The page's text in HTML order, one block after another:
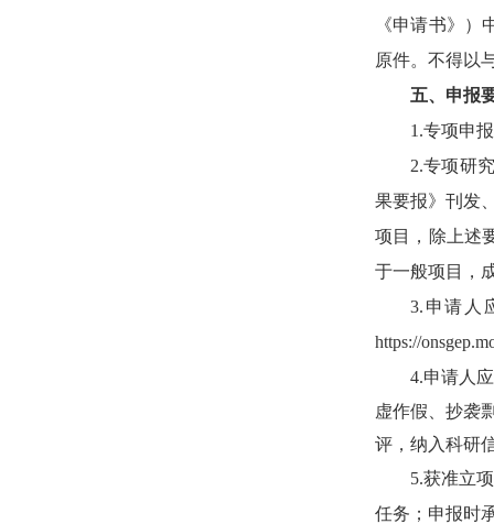
《申请书》
原件。不得以
五、申报
1.专项申
2.专项研
果要报》刊发
项目，除上述
于一般项目，
3. 申请人
https://
4.申请人
虚作假、抄袭
评，纳入科研
5.获准立
任务；申报时